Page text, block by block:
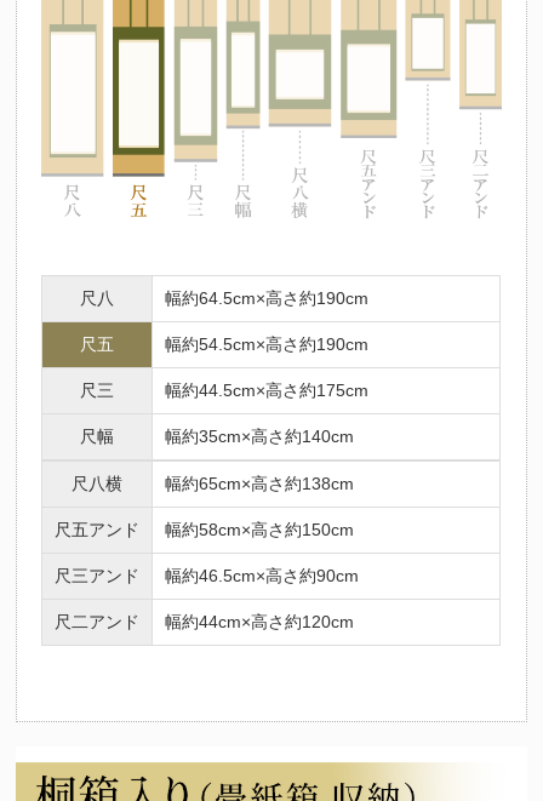
尺八 幅約64.5cm×高さ約190cm
尺五 幅約54.5cm×高さ約190cm
尺三 幅約44.5cm×高さ約175cm
尺幅 幅約35cm×高さ約140cm
尺八横 幅約65cm×高さ約138cm
尺五アンド 幅約58cm×高さ約150cm
尺三アンド 幅約46.5cm×高さ約90cm
尺二アンド 幅約44cm×高さ約120cm